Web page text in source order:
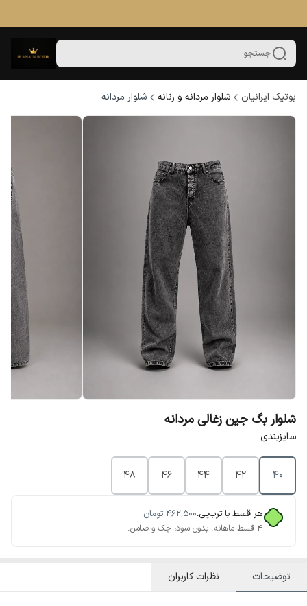
جستجو
بوتیک ایرانیان شلوار مردانه و زنانه شلوار مردانه
شلوار بگ جین زغالی مردانه
سایزبندی
40
42
44
46
48
هر قسط با ترب‌پی:۴۶۲٬۵۰۰ تومان
۴ قسط ماهانه. بدون سود، چک و ضامن.
توضیحات نظرات کاربران